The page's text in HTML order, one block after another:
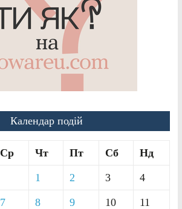
Календар подій
Ср Чт Пт Сб Нд
1 2 3 4
7 8 9 10 11